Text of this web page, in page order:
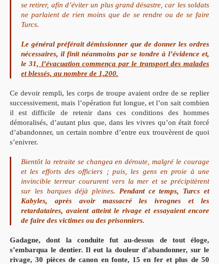
se retirer, afin d’éviter un plus grand désastre, car les soldats
ne parlaient de rien moins que de se rendre ou de se faire
Turcs.
Le général préférait démissionner que de donner les ordres
nécessaires, il finit néanmoins par se tondre à l’évidence et,
le 31, l’évacuation commença par le transport des malades
et blessés, au nombre de 1,200.
Ce devoir rempli, les corps de troupe avaient ordre de se replier
successivement, mais l’opération fut longue, et l’on sait combien
il est difficile de retenir dans ces conditions des hommes
démoralisés, d’autant plus que, dans les vivres qu’on était forcé
d’abandonner, un certain nombre d’entre eux trouvèrent de quoi
s’enivrer.
Bientôt la retraite se changea en déroute, malgré le courage
et les efforts des officiers ; puis, les gens en proie à une
invincible terreur coururent vers la mer et se précipitèrent
sur les barques déjà pleines. Pendant ce temps, Turcs et
Kabyles, après avoir massacré les ivrognes et les
retardataires, avaient atteint le rivage et essayaient encore
de faire des victimes ou des prisonniers.
Gadagne, dont la conduite fut au-dessus de tout éloge,
s’embarqua le dentier. Il eut la douleur d’abandonner, sur le
rivage, 30 pièces de canon en fonte, 15 en fer et plus de 50